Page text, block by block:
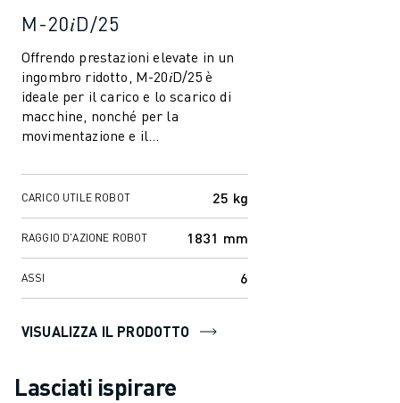
M-20𝑖D/25
Offrendo prestazioni elevate in un
ingombro ridotto, M-20𝑖D/25 è
ideale per il carico e lo scarico di
macchine, nonché per la
movimentazione e il
industriali aff...
CARICO UTILE ROBOT 25 kg
RAGGIO D'AZIONE ROBOT 1831 mm
ASSI 6
VISUALIZZA IL PRODOTTO
Lasciati ispirare